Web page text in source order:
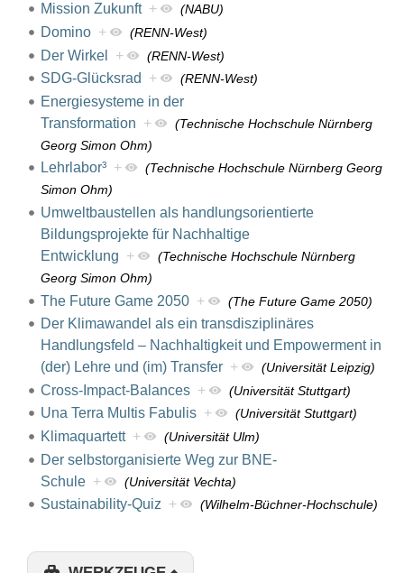
Mission Zukunft + (NABU)
Domino + (RENN-West)
Der Wirkel + (RENN-West)
SDG-Glücksrad + (RENN-West)
Energiesysteme in der
Transformation +
(Technische Hochschule Nürnberg
Georg Simon Ohm)
Lehrlabor³ +
(Technische Hochschule Nürnberg Georg
Simon Ohm)
Umweltbaustellen als handlungsorientierte
Bildungsprojekte für Nachhaltige
Entwicklung +
(Technische Hochschule Nürnberg
Georg Simon Ohm)
The Future Game 2050 + (The Future Game 2050)
Der Klimawandel als ein transdisziplinäres
Handlungsfeld – Nachhaltigkeit und Empowerment in
(der) Lehre und (im) Transfer + (Universität Leipzig)
Cross-Impact-Balances + (Universität Stuttgart)
Una Terra Multis Fabulis + (Universität Stuttgart)
Klimaquartett + (Universität Ulm)
Der selbstorganisierte Weg zur BNE-
Schule + (Universität Vechta)
Sustainability-Quiz + (Wilhelm-Büchner-Hochschule)